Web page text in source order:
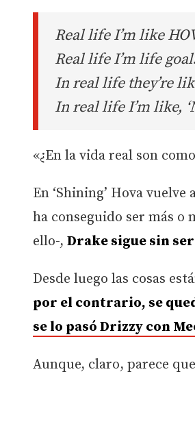
Real life I’m like
Real life I’m life
In real life they’re
In real life I’m like,
«¿En la vida real son
En ‘Shining’ Hova vuelve
ha conseguido ser más
ello-, Drake sigue sin
Desde luego las cosas
por el contrario, se
se lo pasó Drizzy con
Aunque, claro, parece